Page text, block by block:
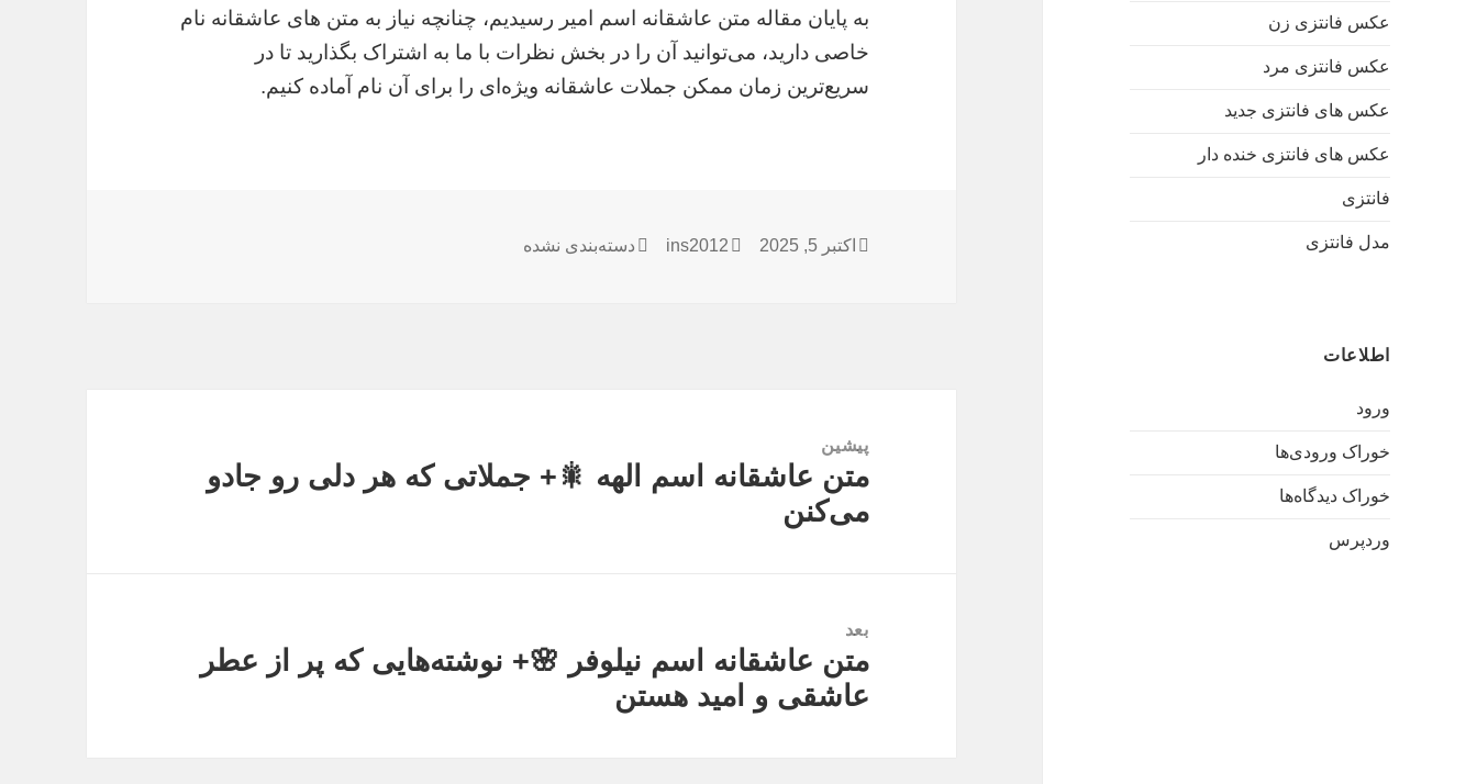
عکس فانتزی زن
عکس فانتزی مرد
عکس های فانتزی جدید
عکس های فانتزی خنده دار
فانتزی
مدل فانتزی
اطلاعات
ورود
خوراک ورودی‌ها
خوراک دیدگاه‌ها
وردپرس
به پایان مقاله متن عاشقانه اسم امیر رسیدیم، چنانچه نیاز به متن های عاشقانه نام
خاصی دارید، می‌توانید آن را در بخش نظرات با ما به اشتراک بگذارید تا در
سریع‌ترین زمان ممکن جملات عاشقانه ویژه‌ای را برای آن نام آماده کنیم.
ارسال
اکتبر 5, 2025 نویسنده
ins2012 دسته‌ها
دسته‌بندی نشده
پیشین
نوشته
قبلی:
متن عاشقانه اسم الهه 🎇+ جملاتی که هر دلی رو جادو
می‌کنن
بعد
نوشته
بعدی:
متن عاشقانه اسم نیلوفر 🌸+ نوشته‌هایی که پر از عطر
عاشقی و امید هستن